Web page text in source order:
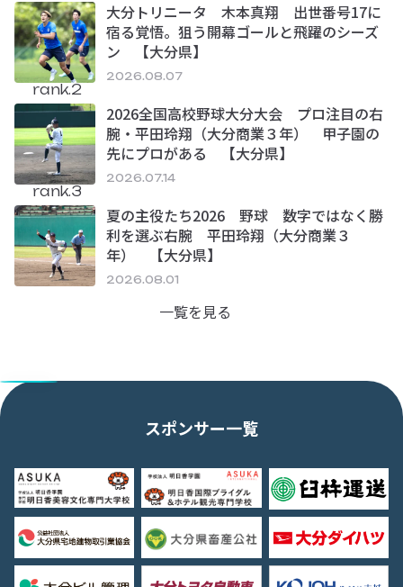
大分トリニータ 木本真翔 出世番号17に
宿る覚悟。狙う開幕ゴールと飛躍のシーズ
ン 【大分県】
2026.08.07
rank.2
2026全国高校野球大分大会 プロ注目の右
腕・平田玲翔（大分商業３年） 甲子園の
先にプロがある 【大分県】
2026.07.14
rank.3
夏の主役たち2026 野球 数字ではなく勝
利を選ぶ右腕 平田玲翔（大分商業３
年） 【大分県】
2026.08.01
一覧を見る
スポンサー一覧